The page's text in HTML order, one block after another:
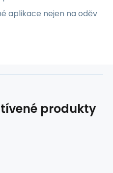
aplikace nejen na oděv
produkty